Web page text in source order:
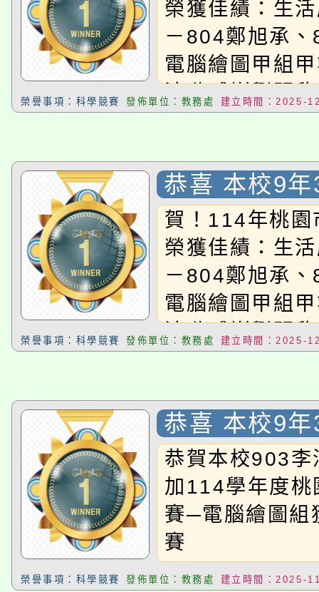
度學生資訊
賽〉，獲 桃
應用組 佳作
榮獲佳績：生
－804鄭旭承
電腦繪圖甲組
沛璇感謝劉明
陳彥齊三位老
榮譽事項：科學競賽 發佈單位：教務處 建立時間：2025-
恭喜 本校9
璇 同學參加
114年度學生
競賽〉，獲
腦繪圖組 甲
賀！114年桃園
榮獲佳績：生
－804鄭旭承
電腦繪圖甲組
沛璇感謝劉明
陳彥齊三位老
榮譽事項：科學競賽 發佈單位：教務處 建立時間：2025-
恭喜 本校9
璇 同學參加
114年度學生
競賽〉，獲
繪圖組 決賽
恭賀本校903李
加114學年度桃
賽─電腦繪圖組
賽
榮譽事項：科學競賽 發佈單位：教務處 建立時間：2025-